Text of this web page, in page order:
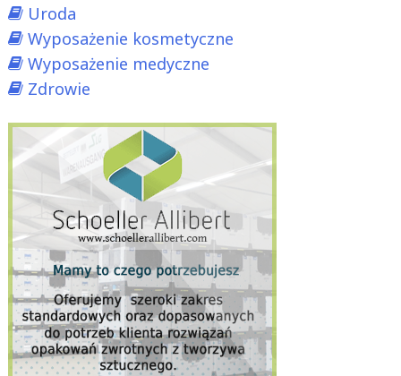
Uroda
Wyposażenie kosmetyczne
Wyposażenie medyczne
Zdrowie